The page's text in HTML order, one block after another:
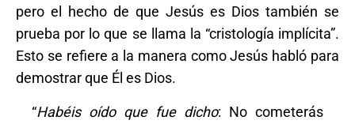
pero el hecho de que Jesús es Dios también se
prueba por lo que se llama la “cristología implícita”.
Esto se refiere a la manera como Jesús habló para
demostrar que Él es Dios.
“Habéis oído que fue dicho: No cometerás